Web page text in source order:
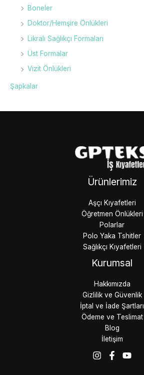
Boneler
Doktor/Hemşire Önlükleri
Likralı Sağlıkçı Formaları
Üst Formalar
Vizit Önlükleri
Şapkalar
Ürünlerimiz
Aşçı Kıyafetleri
Öğretmen Önlükleri
Polarlar
Polo Yaka Tshitler
Sağlıkçı Kıyafetleri
Kurumsal
Hakkımızda
Gizlilik ve Güvenlik
İptal ve İade Şartları
Ödeme ve Teslimat
Blog
İletişim